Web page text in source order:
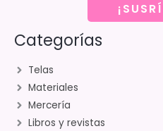
Categorías
Telas
Materiales
Mercería
Libros y revistas